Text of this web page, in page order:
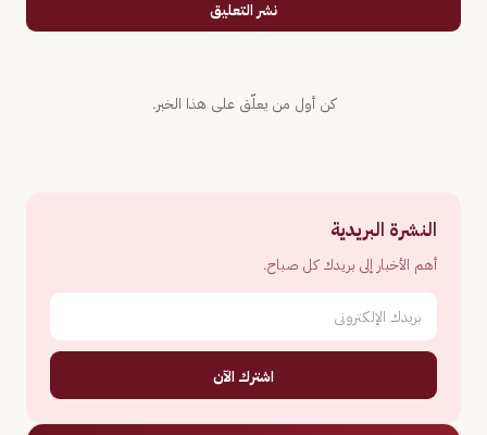
نشر التعليق
كن أول من يعلّق على هذا الخبر.
النشرة البريدية
أهم الأخبار إلى بريدك كل صباح.
اشترك الآن